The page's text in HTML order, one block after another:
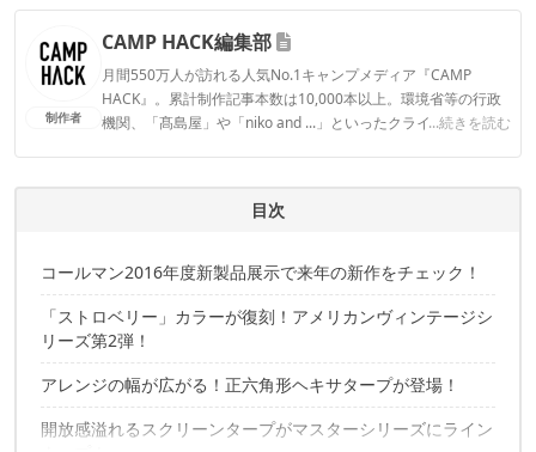
制作者
CAMP HACK編集部
月間550万人が訪れる人気No.1キャンプメディア『CAMP
HACK』。累計制作記事本数は10,000本以上。環境省等の行政
機関、「髙島屋」や「niko and ...」といったクライアントとの
...続きを読む
CAMP HACK編集部のプロフィール
目次
コールマン2016年度新製品展示で来年の新作をチェック！
「ストロベリー」カラーが復刻！アメリカンヴィンテージシ
リーズ第2弾！
アレンジの幅が広がる！正六角形ヘキサタープが登場！
開放感溢れるスクリーンタープがマスターシリーズにライン